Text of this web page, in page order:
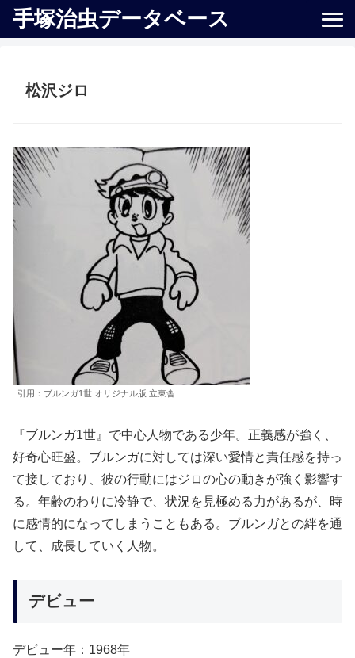
手塚治虫データベース
松沢ジロ
引用：ブルンガ1世 オリジナル版 立東舎
『ブルンガ1世』で中心人物である少年。正義感が強く、
好奇心旺盛。ブルンガに対しては深い愛情と責任感を持っ
て接しており、彼の行動にはジロの心の動きが強く影響す
る。年齢のわりに冷静で、状況を見極める力があるが、時
に感情的になってしまうこともある。ブルンガとの絆を通
して、成長していく人物。
デビュー
デビュー年：1968年